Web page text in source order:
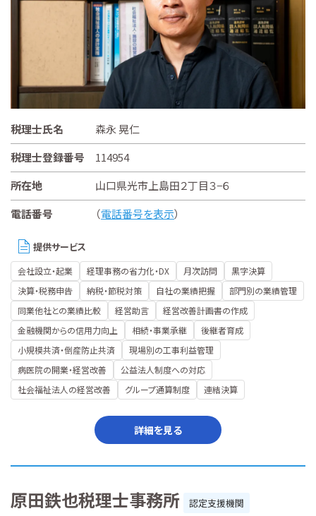
税理士氏名
森永 晃仁
税理士登録番号
114954
所在地
山口県光市上島田２丁目３−６
電話番号
（電話番号を表示）
提供サービス
会社設立・起業 経理事務の省力化・DX 月次訪問
黒字決算
決算・税務申告
納税・節税対策 自社の業績把握
部門別の業績管理
同業他社との業績比較
経営助言
経営改善計画書の作成
金融機関からの信用力向上
相続・事業承継
後継者育成
小規模共済・倒産防止共済
現場別の工事利益管理
病医院の開業・経営改善
公益法人制度への対応
社会福祉法人の経営改善
グループ通算制度 連結決算
詳細を見る
原田鉄也税理士事務所
認定支援機関